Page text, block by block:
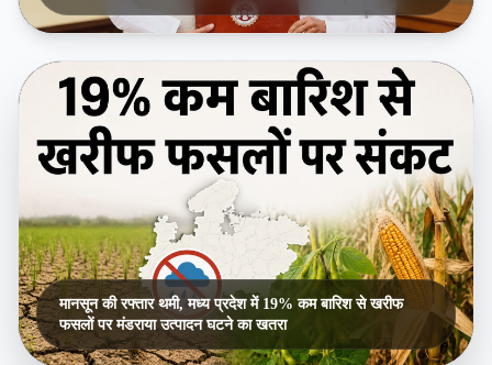
मानसून की रफ्तार थमी, मध्य प्रदेश में 19% कम बारिश से खरीफ
फसलों पर मंडराया उत्पादन घटने का खतरा